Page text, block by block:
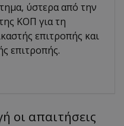
ύστερα από την
ΚΟΠ για τη
επιτροπής και
επιτροπής.
οι απαιτήσεις